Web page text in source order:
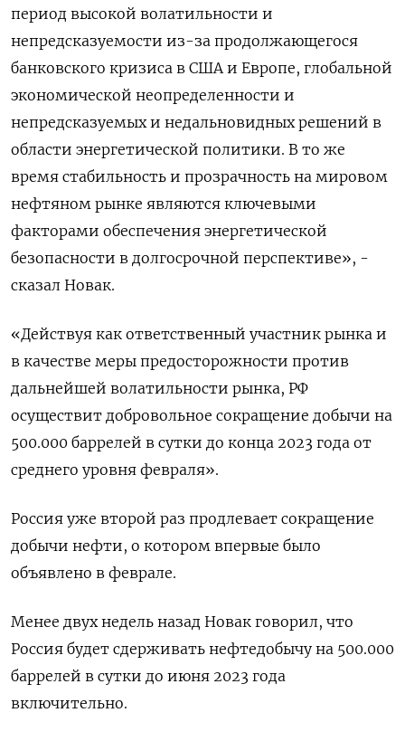
период высокой волатильности и
непредсказуемости из-за продолжающегося
банковского кризиса в США и Европе, глобальной
экономической неопределенности и
непредсказуемых и недальновидных решений в
области энергетической политики. В то же
время стабильность и прозрачность на мировом
нефтяном рынке являются ключевыми
факторами обеспечения энергетической
безопасности в долгосрочной перспективе», -
сказал Новак.
«Действуя как ответственный участник рынка и
в качестве меры предосторожности против
дальнейшей волатильности рынка, РФ
осуществит добровольное сокращение добычи на
500.000 баррелей в сутки до конца 2023 года от
среднего уровня февраля».
Россия уже второй раз продлевает сокращение
добычи нефти, о котором впервые было
объявлено в феврале.
Менее двух недель назад Новак говорил, что
Россия будет сдерживать нефтедобычу на 500.000
баррелей в сутки до июня 2023 года
включительно.